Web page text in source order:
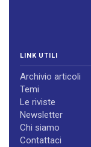
LINK UTILI
Archivio articoli
Temi
Le riviste
Newsletter
Chi siamo
Contattaci